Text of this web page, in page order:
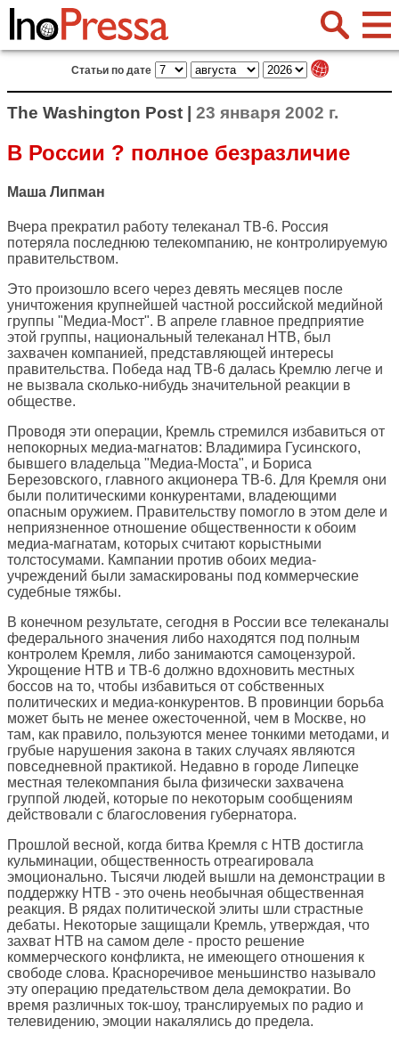
Статьи по дате
The Washington Post | 23 января 2002 г.
В России ? полное безразличие
Маша Липман
Вчера прекратил работу телеканал ТВ-6. Россия
потеряла последнюю телекомпанию, не контролируемую
правительством.
Это произошло всего через девять месяцев после
уничтожения крупнейшей частной российской медийной
группы "Медиа-Мост". В апреле главное предприятие
этой группы, национальный телеканал НТВ, был
захвачен компанией, представляющей интересы
правительства. Победа над ТВ-6 далась Кремлю легче и
не вызвала сколько-нибудь значительной реакции в
обществе.
Проводя эти операции, Кремль стремился избавиться от
непокорных медиа-магнатов: Владимира Гусинского,
бывшего владельца "Медиа-Моста", и Бориса
Березовского, главного акционера ТВ-6. Для Кремля они
были политическими конкурентами, владеющими
опасным оружием. Правительству помогло в этом деле и
неприязненное отношение общественности к обоим
медиа-магнатам, которых считают корыстными
толстосумами. Кампании против обоих медиа-
учреждений были замаскированы под коммерческие
судебные тяжбы.
В конечном результате, сегодня в России все телеканалы
федерального значения либо находятся под полным
контролем Кремля, либо занимаются самоцензурой.
Укрощение НТВ и ТВ-6 должно вдохновить местных
боссов на то, чтобы избавиться от собственных
политических и медиа-конкурентов. В провинции борьба
может быть не менее ожесточенной, чем в Москве, но
там, как правило, пользуются менее тонкими методами, и
грубые нарушения закона в таких случаях являются
повседневной практикой. Недавно в городе Липецке
местная телекомпания была физически захвачена
группой людей, которые по некоторым сообщениям
действовали с благословения губернатора.
Прошлой весной, когда битва Кремля с НТВ достигла
кульминации, общественность отреагировала
эмоционально. Тысячи людей вышли на демонстрации в
поддержку НТВ - это очень необычная общественная
реакция. В рядах политической элиты шли страстные
дебаты. Некоторые защищали Кремль, утверждая, что
захват НТВ на самом деле - просто решение
коммерческого конфликта, не имеющего отношения к
свободе слова. Красноречивое меньшинство называло
эту операцию предательством дела демократии. Во
время различных ток-шоу, транслируемых по радио и
телевидению, эмоции накалялись до предела.